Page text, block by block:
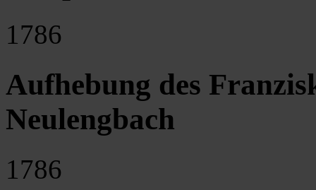
1786
Aufhebung des
Neulengbach
1786